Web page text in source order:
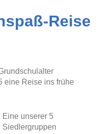
Reise
eine Reise ins frühe
Eine unserer 5
Siedlergruppen